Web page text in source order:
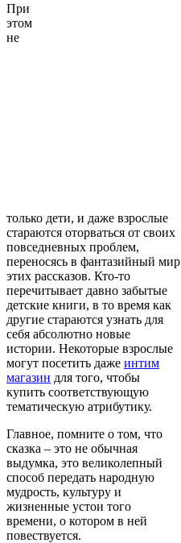
При
этом
не
только дети, и даже взрослые
стараются оторваться от своих
повседневных проблем,
переносясь в фантазийный мир
этих рассказов. Кто-то
перечитывает давно забытые
детские книги, в то время как
другие стараются узнать для
себя абсолютно новые
истории. Некоторые взрослые
могут посетить даже интим
магазин для того, чтобы
купить соответствующую
тематическую атрибутику.
Главное, помните о том, что
сказка – это не обычная
выдумка, это великолепный
способ передать народную
мудрость, культуру и
жизненные устои того
времени, о котором в ней
повествуется.